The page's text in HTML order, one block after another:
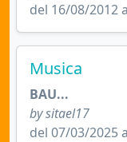
del 16/08/2012
Musica
BAU...
by sitael17
del 07/03/2025